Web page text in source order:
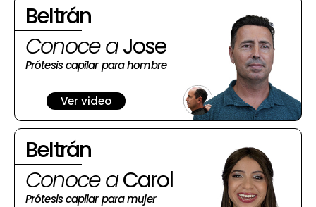
Beltrán
Conoce aJose
Prótesis capilar para hombre
Ver video
Beltrán
Conoce aCarol
Prótesis capilar para mujer